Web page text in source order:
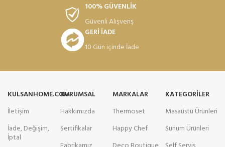
100% GÜVENLİK
Güvenli Alışveriş
GERİ İADE
10 Gün içinde İade
KULSANHOME.COM
İletişim
İade, Değişim,
İptal
KURUMSAL
Hakkımızda
Sertifikalar
MARKALAR
Thermoset
Happy Chef
KATEGORILER
Masaüstü Ürünleri
Sunum Ürünleri